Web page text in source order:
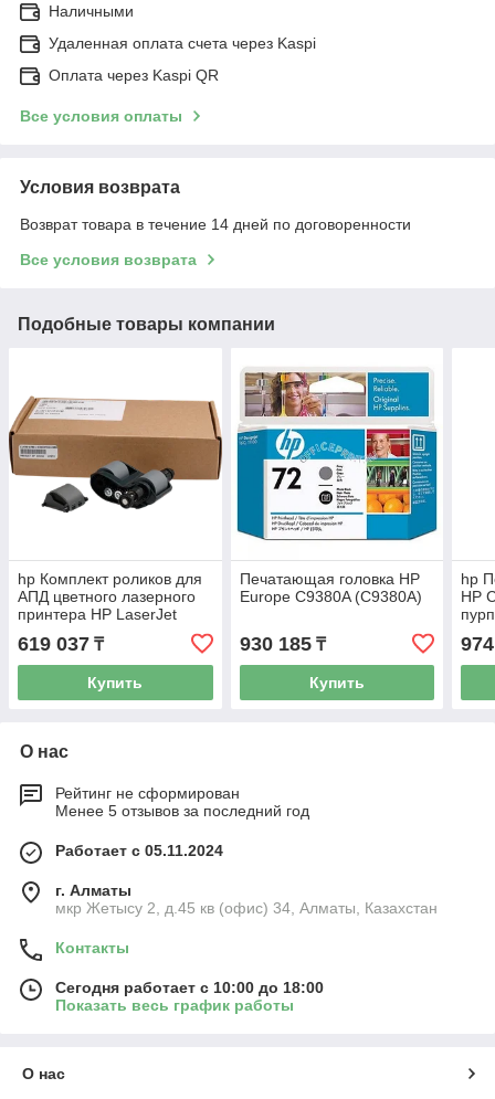
Наличными
Удаленная оплата счета через Kaspi
Оплата через Kaspi QR
Все условия оплаты
Условия возврата
Возврат товара в течение 14 дней по договоренности
Все условия возврата
Подобные товары компании
hp Комплект роликов для
АПД цветного лазерного
принтера HP LaserJet
C1P70A, ADF Roller
Replacement Kit HP
619 037 ₸
Купить
Печатающая головка HP
Europe C9380A (C9380A)
930 185₸
Купить
hp
HP
О нас
Рейтинг не сформирован
Менее 5 отзывов за последний год
Работает с 05.11.2024
г. Алматы
мкр Жетысу 2, д.45 кв (офис) 34, Алматы, Казахстан
Контакты
Сегодня работает с 10:00 до 18:00
Показать весь график работы
О нас